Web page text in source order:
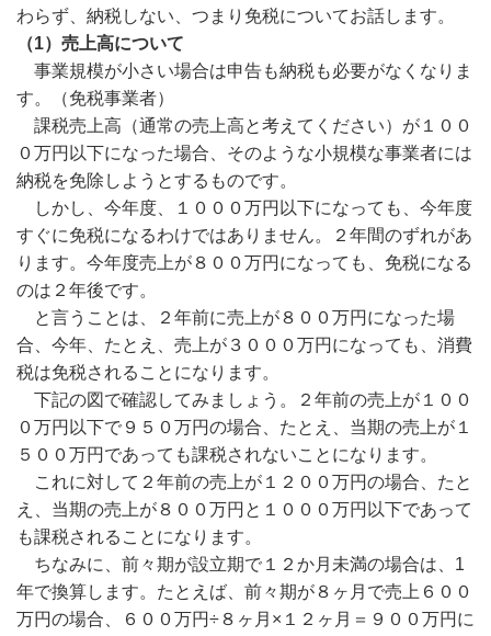
わらず、納税しない、つまり免税についてお話します。
（1）売上高について
事業規模が小さい場合は申告も納税も必要がなくなりま
す。（免税事業者）
課税売上高（通常の売上高と考えてください）が１００
０万円以下になった場合、そのような小規模な事業者には
納税を免除しようとするものです。
しかし、今年度、１０００万円以下になっても、今年度
すぐに免税になるわけではありません。２年間のずれがあ
ります。今年度売上が８００万円になっても、免税になる
のは２年後です。
と言うことは、２年前に売上が８００万円になった場
合、今年、たとえ、売上が３０００万円になっても、消費
税は免税されることになります。
下記の図で確認してみましょう。２年前の売上が１００
０万円以下で９５０万円の場合、たとえ、当期の売上が１
５００万円であっても課税されないことになります。
これに対して２年前の売上が１２００万円の場合、たと
え、当期の売上が８００万円と１０００万円以下であって
も課税されることになります。
ちなみに、前々期が設立期で１２か月未満の場合は、1
年で換算します。たとえば、前々期が８ヶ月で売上６００
万円の場合、６００万円÷８ヶ月×１２ヶ月＝９００万円に